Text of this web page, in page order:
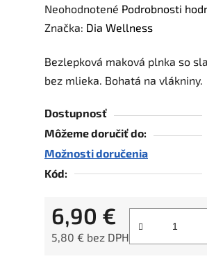
Priemerné
hodnotenie
je
0,0
5
hviezdičiek.
Neohodnotené Podrobnosti
Značka: Dia Wellness
Bezlepková maková plnka so
bez mlieka. Bohatá na vlákniny.
Dostupnosť
Môžeme doručiť do:
Možnosti doručenia
Kód:
6,90 €
5,80 € bez DPH